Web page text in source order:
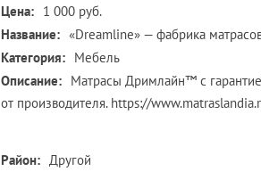
Цена: 1 000 руб.
Название: «Dreamline» — фабрика
Категория: Мебель
Описание: Матрасы Дримлайн™ с
от производителя. https://
Район: Другой